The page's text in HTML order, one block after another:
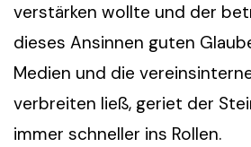
verstärken wollte und der
dieses Ansinnen guten
Medien und die
verbreiten ließ, geriet der
immer schneller ins Rollen.